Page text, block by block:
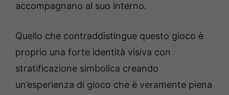
accompagnano al suo interno.
Quello che contraddistingue questo gioco è
proprio una forte identità visiva con
stratificazione simbolica creando
un’esperienza di gioco che è veramente piena